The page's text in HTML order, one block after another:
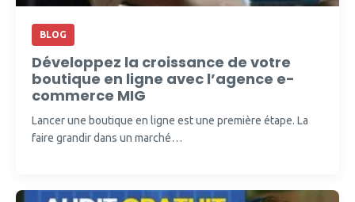
BLOG
Développez la croissance de votre
boutique en ligne avec l’agence e-
commerce MIG
Lancer une boutique en ligne est une première étape. La
faire grandir dans un marché…